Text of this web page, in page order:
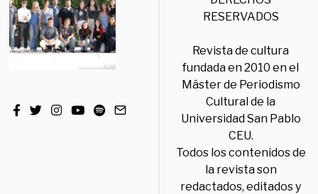
RESERVADOS
Revista de cultura
fundada en 2010 en el
Máster de Periodismo
Cultural de la
Universidad San Pablo
CEU.
Todos los contenidos de
la revista son
redactados, editados y